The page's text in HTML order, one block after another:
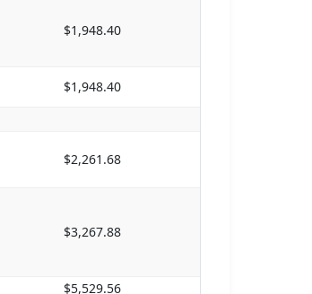
$1,948.40
$1,948.40
$2,261.68
$3,267.88
$5,529.56